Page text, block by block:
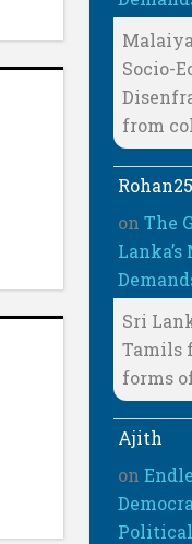
Socio-
from
Rohan25
onThe
Sri
Tamils
forms
Ajith
on